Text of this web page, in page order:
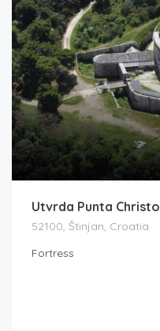
Utvrda Punta Christo
52100, Štinjan, Croatia
Fortress